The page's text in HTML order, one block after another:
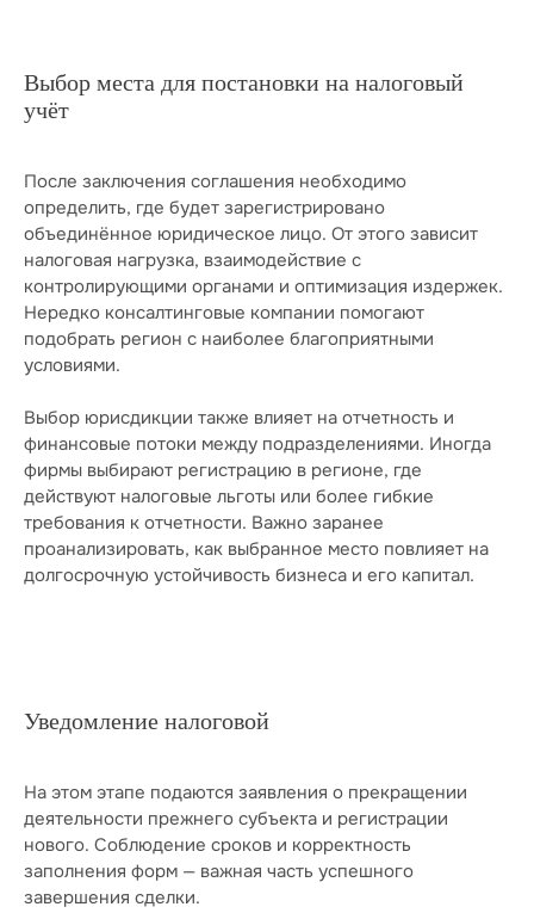
Выбор места для постановки на налоговый
учёт
После заключения соглашения необходимо
определить, где будет зарегистрировано
объединённое юридическое лицо. От этого зависит
налоговая нагрузка, взаимодействие с
контролирующими органами и оптимизация издержек.
Нередко консалтинговые компании помогают
подобрать регион с наиболее благоприятными
условиями.
Выбор юрисдикции также влияет на отчетность и
финансовые потоки между подразделениями. Иногда
фирмы выбирают регистрацию в регионе, где
действуют налоговые льготы или более гибкие
требования к отчетности. Важно заранее
проанализировать, как выбранное место повлияет на
долгосрочную устойчивость бизнеса и его капитал.
Уведомление налоговой
На этом этапе подаются заявления о прекращении
деятельности прежнего субъекта и регистрации
нового. Соблюдение сроков и корректность
заполнения форм — важная часть успешного
завершения сделки.